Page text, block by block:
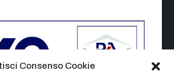
Consenso Cookie